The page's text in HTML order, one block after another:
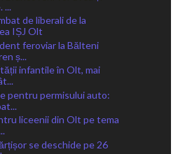
...
de liberali de la
IȘJ Olt
feroviar la Bălteni
ș...
infantile în Olt, mai
pentru permisului auto:
liceenii din Olt pe tema
se deschide pe 26